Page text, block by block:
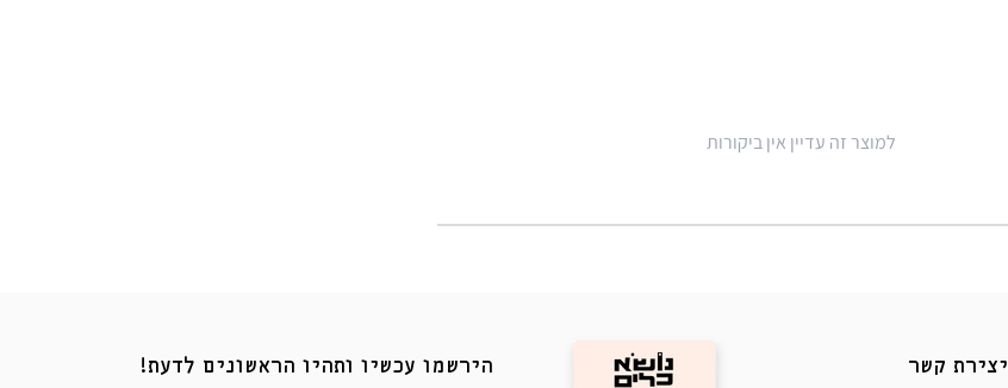
למוצר זה עדיין אין ביקורות
יצירת קשר הירשמו עכשיו ותהיו הראשונים לדעת!